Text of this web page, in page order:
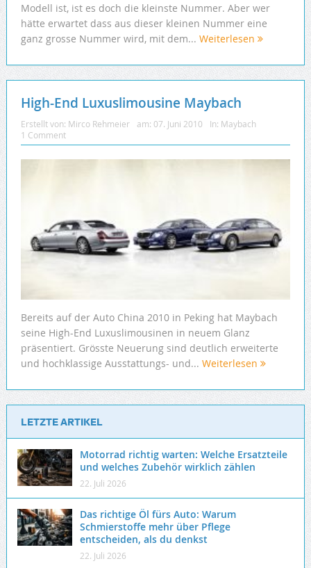
Modell ist, ist es doch die kleinste Nummer. Aber wer
hätte erwartet dass aus dieser kleinen Nummer eine
ganz grosse Nummer wird, mit dem... Weiterlesen
High-End Luxuslimousine Maybach
Erstellt von: Mirco Rehmeier am: 07. Juni 2010 In: Maybach
1 Comment
Bereits auf der Auto China 2010 in Peking hat Maybach
seine High-End Luxuslimousinen in neuem Glanz
präsentiert. Grösste Neuerung sind deutlich erweiterte
und hochklassige Ausstattungs- und... Weiterlesen
LETZTE ARTIKEL
Motorrad richtig warten: Welche Ersatzteile
und welches Zubehör wirklich zählen
22. Juli 2026
Das richtige Öl fürs Auto: Warum
Schmierstoffe mehr über Pflege
entscheiden, als du denkst
22. Juli 2026